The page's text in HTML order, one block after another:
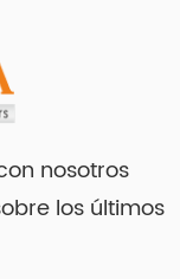
nosotros
los últimos